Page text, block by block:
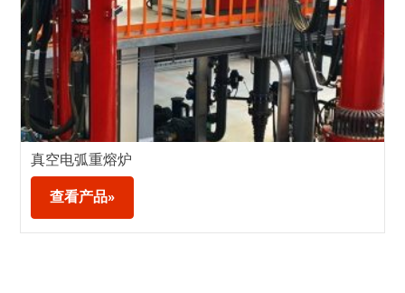
真空电弧重熔炉
查看产品»